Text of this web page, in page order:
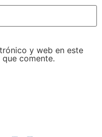
y web en este
comente.